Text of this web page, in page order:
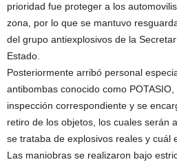
prioridad fue proteger a los
zona, por lo que se mantuvo
del grupo antiexplosivos de la
Estado.
Posteriormente arribó personal
antibombas conocido como
inspección correspondiente y se
retiro de los objetos, los cuales serán
se trataba de explosivos reales y cuál
Las maniobras se realizaron bajo